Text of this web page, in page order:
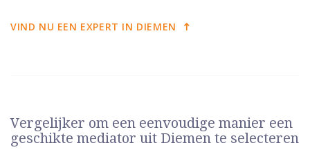
VIND NU EEN EXPERT IN DIEMEN
Vergelijker om een eenvoudige manier een
geschikte mediator uit Diemen te selecteren